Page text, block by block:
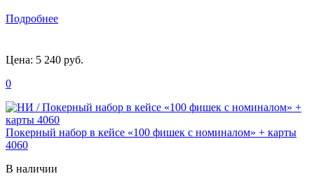
Подробнее
Цена: 5 240 руб.
0
Покерный набор в кейсе «100 фишек с номиналом» + карты
4060
В наличии